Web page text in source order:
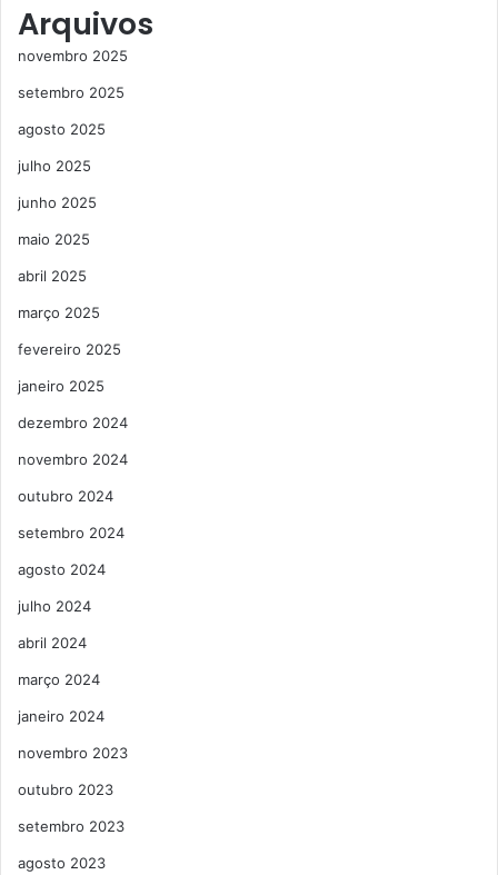
Arquivos
novembro 2025
setembro 2025
agosto 2025
julho 2025
junho 2025
maio 2025
abril 2025
março 2025
fevereiro 2025
janeiro 2025
dezembro 2024
novembro 2024
outubro 2024
setembro 2024
agosto 2024
julho 2024
abril 2024
março 2024
janeiro 2024
novembro 2023
outubro 2023
setembro 2023
agosto 2023